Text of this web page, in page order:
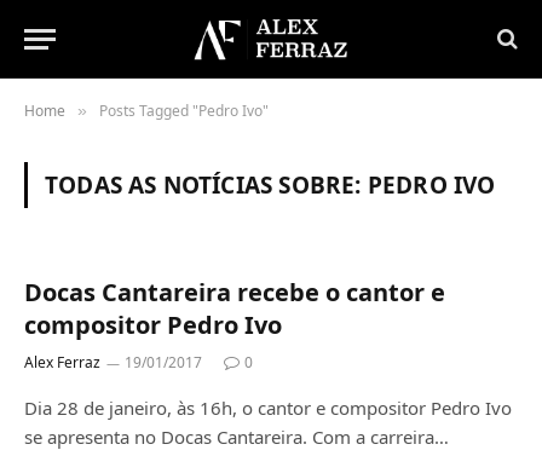
Home » Posts Tagged "Pedro Ivo"
TODAS AS NOTÍCIAS SOBRE: PEDRO IVO
Docas Cantareira recebe o cantor e
compositor Pedro Ivo
Alex Ferraz 19/01/2017 0
Dia 28 de janeiro, às 16h, o cantor e compositor Pedro Ivo
se apresenta no Docas Cantareira. Com a carreira…